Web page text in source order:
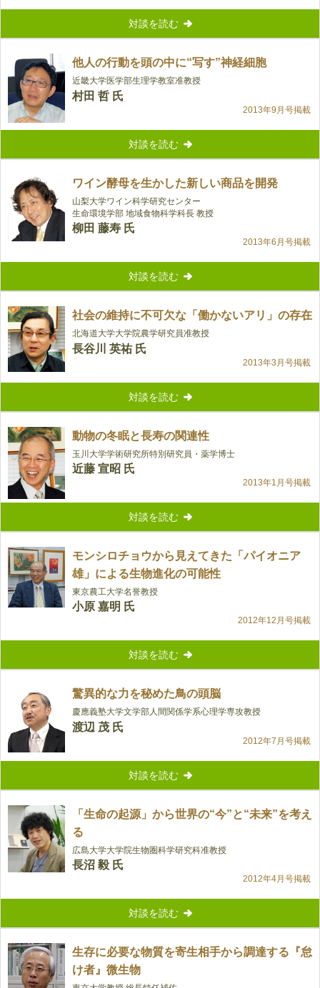
対談を読む
他人の行動を頭の中に“写す”神経細胞
近畿大学医学部生理学教室准教授
村田 哲 氏
2013年9月号掲載
対談を読む
ワイン酵母を生かした新しい商品を開発
山梨大学ワイン科学研究センター
生命環境学部 地域食物科学科長 教授
柳田 藤寿 氏
2013年6月号掲載
対談を読む
社会の維持に不可欠な「働かないアリ」の存在
北海道大学大学院農学研究員准教授
長谷川 英祐 氏
2013年3月号掲載
対談を読む
動物の冬眠と長寿の関連性
玉川大学学術研究所特別研究員・薬学博士
近藤 宣昭 氏
2013年1月号掲載
対談を読む
モンシロチョウから見えてきた「パイオニア
雄」による生物進化の可能性
東京農工大学名誉教授
小原 嘉明 氏
2012年12月号掲載
対談を読む
驚異的な力を秘めた鳥の頭脳
慶應義塾大学文学部人間関係学系心理学専攻教授
渡辺 茂 氏
2012年7月号掲載
対談を読む
「生命の起源」から世界の“今”と“未来”を考え
る
広島大学大学院生物圏科学研究科准教授
長沼 毅 氏
2012年4月号掲載
対談を読む
生存に必要な物質を寄生相手から調達する『怠
け者』微生物